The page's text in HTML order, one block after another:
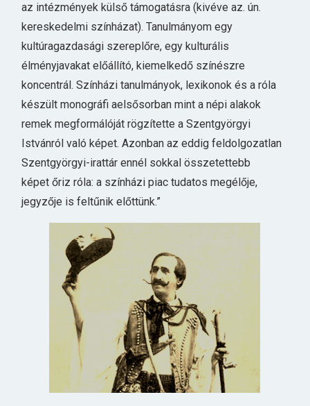
az intézmények külső támogatásra (kivéve az. ún.
kereskedelmi színházat). Tanulmányom egy
kultúragazdasági szereplőre, egy kulturális
élményjavakat előállító, kiemelkedő színészre
koncentrál. Színházi tanulmányok, lexikonok és a róla
készült monográfi aelsősorban mint a népi alakok
remek megformálóját rögzítette a Szentgyörgyi
Istvánról való képet. Azonban az eddig feldolgozatlan
Szentgyörgyi-irattár ennél sokkal összetettebb
képet őriz róla: a színházi piac tudatos megélője,
jegyzője is feltűnik előttünk.”